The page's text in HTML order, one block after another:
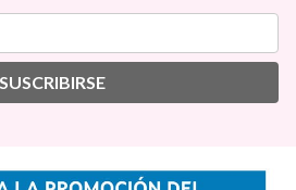
SUSCRIBIRSE